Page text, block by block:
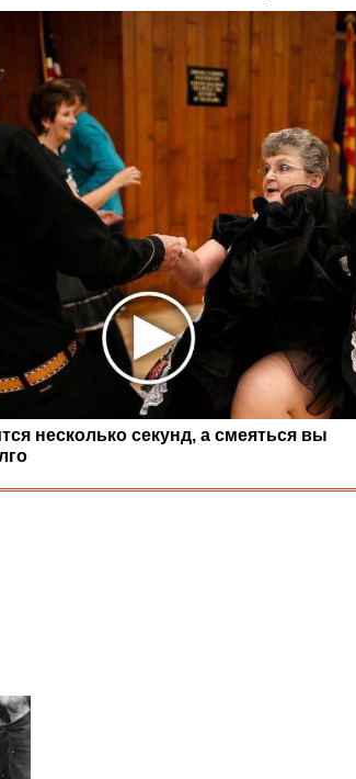
несколько секунд, а смеяться вы